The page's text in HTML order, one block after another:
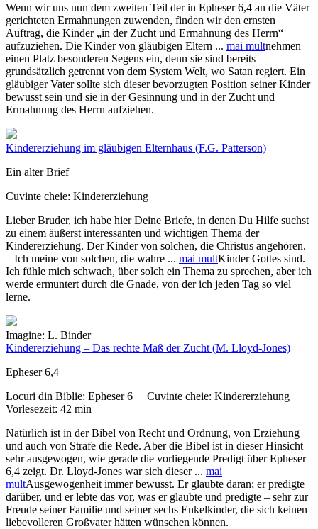
Wenn wir uns nun dem zweiten Teil der in Epheser 6,4 an die Väter
gerichteten Ermahnungen zuwenden, finden wir den ernsten
Auftrag, die Kinder „in der Zucht und Ermahnung des Herrn“
aufzuziehen. Die Kinder von gläubigen Eltern ... mai multnehmen
einen Platz besonderen Segens ein, denn sie sind bereits
grundsätzlich getrennt von dem System Welt, wo Satan regiert. Ein
gläubiger Vater sollte sich dieser bevorzugten Position seiner Kinder
bewusst sein und sie in der Gesinnung und in der Zucht und
Ermahnung des Herrn aufziehen.
Kindererziehung im gläubigen Elternhaus (F.G. Patterson)
Ein alter Brief
Cuvinte cheie: Kindererziehung
Lieber Bruder, ich habe hier Deine Briefe, in denen Du Hilfe suchst
zu einem äußerst interessanten und wichtigen Thema der
Kindererziehung. Der Kinder von solchen, die Christus angehören.
– Ich meine von solchen, die wahre ... mai multKinder Gottes sind.
Ich fühle mich schwach, über solch ein Thema zu sprechen, aber ich
werde ermuntert durch die Gnade, von der ich jeden Tag so viel
lerne.
Imagine: L. Binder
Kindererziehung – Das rechte Maß der Zucht (M. Lloyd-Jones)
Epheser 6,4
Locuri din Biblie: Epheser 6 Cuvinte cheie: Kindererziehung
Vorlesezeit: 42 min
Natürlich ist in der Bibel von Recht und Ordnung, von Erziehung
und auch von Strafe die Rede. Aber die Bibel ist in dieser Hinsicht
sehr ausgewogen, wie gerade die vorliegende Predigt über Epheser
6,4 zeigt. Dr. Lloyd-Jones war sich dieser ... mai
multAusgewogenheit immer bewusst. Er glaubte daran; er predigte
darüber, und er lebte das vor, was er glaubte und predigte – sehr zur
Freude seiner Familie und seiner sechs Enkelkinder, die sich keinen
liebevolleren Großvater hätten wünschen können.